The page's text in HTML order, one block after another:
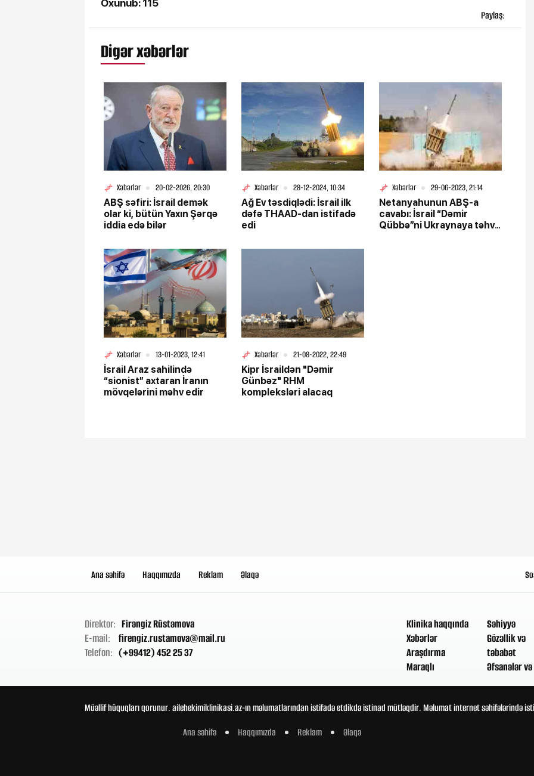
Oxunub: 115
Paylaş:
Digər xəbərlər
Xəbərlər
20-02-2026, 20:30
ABŞ səfiri: İsrail demək
olar ki, bütün Yaxın Şərqə
iddia edə bilər
Xəbərlər
28-12-2024, 10:34
Ağ Ev təsdiqlədi: İsrail ilk
dəfə THAAD-dan istifadə
edi
Xəbərlər
29-06-2023, 21:14
Netanyahunun ABŞ-a
cavabı: İsrail “Dəmir
Qübbə”ni Ukraynaya təhvil
Xəbərlər
13-01-2023, 12:41
İsrail Araz sahilində
“sionist” axtaran İranın
mövqelərini məhv edir
Xəbərlər
21-08-2022, 22:49
Kipr İsraildən "Dəmir
Günbəz" RHM
kompleksləri alacaq
Ana səhifə Haqqımızda Reklam Əlaqə
Direktor: Firəngiz Rüstəmova
E-mail:
firengiz.rustamova@mail.ru
Telefon: (+99412) 452 25 37
Klinika haqqında
Xəbərlər
Araşdırma
Maraqlı
Səhiyyə
Gözəllik və
təbabət
Əfsanələr
Müəllif hüquqları qorunur. ailehekimiklinikasi.az-ın məlumatlarından istifadə etdikdə istinad mütləqdir. Məlumat internet səhifələrində
Ana səhifə
Haqqımızda Reklam Əlaqə